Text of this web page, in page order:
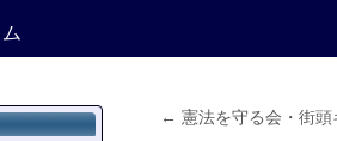
ム
← 憲法を守る会・街